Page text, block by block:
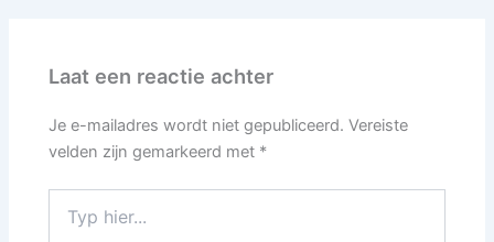
Laat een reactie achter
Je e-mailadres wordt niet gepubliceerd. Vereiste
velden zijn gemarkeerd met *
hier...